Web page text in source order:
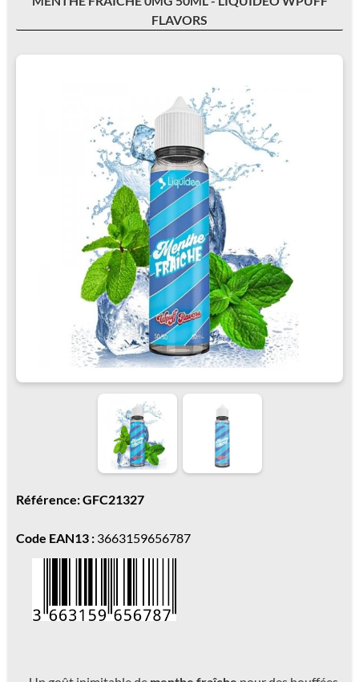
FLAVORS
Référence: GFC21327
Code EAN13 : 3663159656787